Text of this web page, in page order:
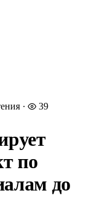
· 39
по
до